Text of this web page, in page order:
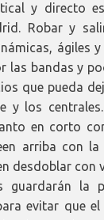
y directo
Robar y
ágiles
las bandas y
que pueda
y los
en corto
arriba con la
desdoblar con
guardarán la
evitar que